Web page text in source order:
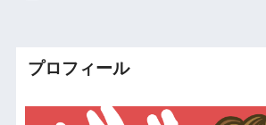
プロフィール